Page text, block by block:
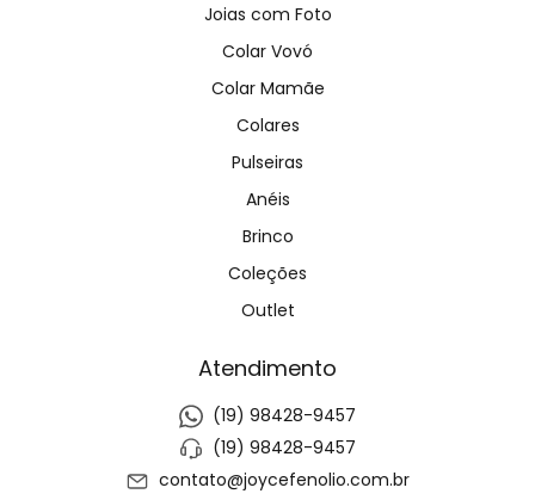
Joias com Foto
Colar Vovó
Colar Mamãe
Colares
Pulseiras
Anéis
Brinco
Coleções
Outlet
Atendimento
(19) 98428-9457
(19) 98428-9457
contato@joycefenolio.com.br